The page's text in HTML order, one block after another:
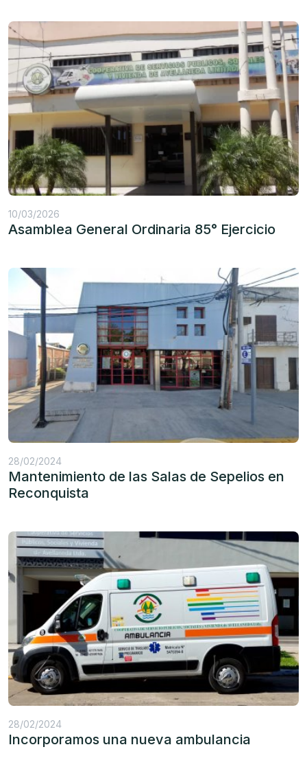
10/03/2026
Asamblea General Ordinaria 85° Ejercicio
28/02/2024
Mantenimiento de las Salas de Sepelios en
Reconquista
28/02/2024
Incorporamos una nueva ambulancia